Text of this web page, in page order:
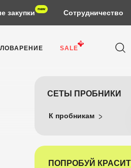
закупки Сотрудничество
new
SALE
%
СЕТЫ ПРОБНИКИ
К пробникам
ПОПРОБУЙ